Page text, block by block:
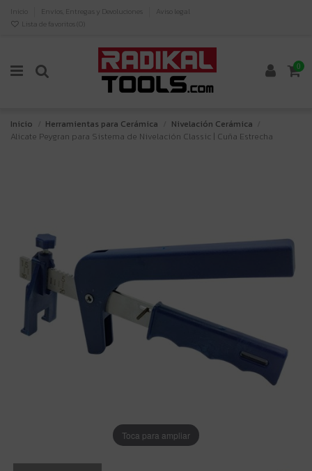
Inicio Envíos, Entregas y Devoluciones
Aviso legal
Lista de favoritos ( 0)
0
Inicio Herramientas para Cerámica
Nivelación Cerámica
Alicate Peygran para Sistema de Nivelación Classic | Cuña Estrecha
Toca para ampliar